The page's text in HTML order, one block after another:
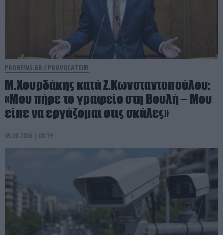
PRONEWS.GR / PROVOCATEUR
Μ.Χουρδάκης κατά Ζ.Κωνσταντοπούλου:
«Μου πήρε το γραφείο στη Βουλή – Μου
είπε να εργάζομαι στις σκάλες»
05.08.2026 | 08:19